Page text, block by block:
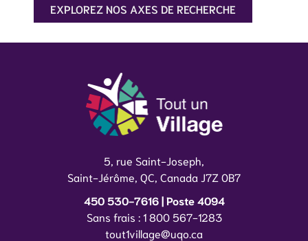
EXPLOREZ NOS AXES DE RECHERCHE
5, rue Saint-Joseph,
Saint-Jérôme, QC, Canada J7Z 0B7
450 530-7616 | Poste 4094
Sans frais : 1 800 567-1283
tout1village@uqo.ca